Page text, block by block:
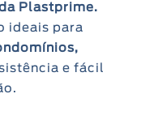
Plastprime.
ideais para
e fácil